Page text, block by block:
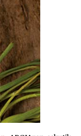
berriak